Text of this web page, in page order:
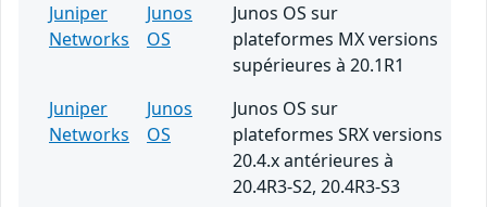
Juniper
Networks
Junos
OS
Junos OS sur
plateformes MX versions
supérieures à 20.1R1
Juniper
Networks
Junos
OS
Junos OS sur
plateformes SRX versions
20.4.x antérieures à
20.4R3-S2, 20.4R3-S3